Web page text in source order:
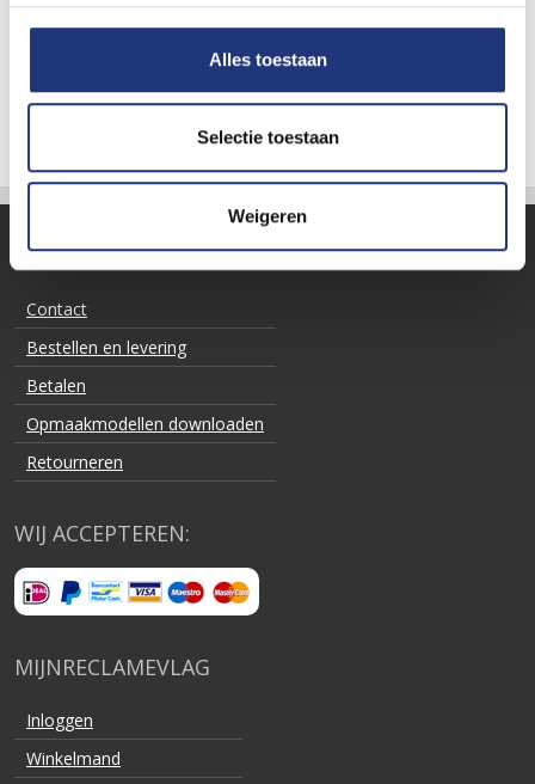
Alles toestaan
Selectie toestaan
Weigeren
Reclamevlag 400x600cm
KLANTENSERVICE
Contact
Bestellen en levering
Betalen
Opmaakmodellen downloaden
Retourneren
WIJ ACCEPTEREN:
MIJNRECLAMEVLAG
Inloggen
Winkelmand